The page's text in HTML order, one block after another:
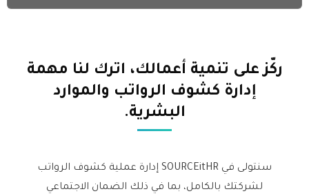
ركّز على تنمية أعمالك، اترك لنا مهمة
إدارة كشوف الرواتب والموارد
البشرية.
سنتولى في SOURCEitHR إدارة عملية كشوف الرواتب
لشركتك بالكامل، بما في ذلك الضمان الاجتماعي